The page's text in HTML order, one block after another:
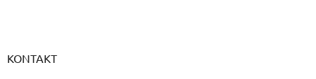
KONTAKT